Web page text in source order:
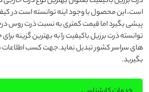
بگیرید.